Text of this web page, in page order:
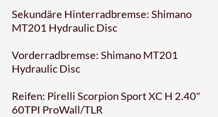
Sekundäre Hinterradbremse: Shimano
MT201 Hydraulic Disc
Vorderradbremse: Shimano MT201
Hydraulic Disc
Reifen: Pirelli Scorpion Sport XC H 2.40"
60TPI ProWall/TLR